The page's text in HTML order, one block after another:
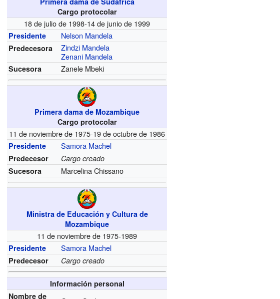
Cargo protocolar
18 de julio de 1998-14 de junio de 1999
Presidente Nelson Mandela
Predecesora
Zindzi Mandela
Zenani Mandela
Sucesora Zanele Mbeki
Primera dama de Mozambique
Cargo protocolar
11 de noviembre de 1975-19 de octubre de 1986
Presidente Samora Machel
Predecesor
Cargo creado
Sucesora
Marcelina Chissano
Ministra de Educación y Cultura de
Mozambique
11 de noviembre de 1975-1989
Presidente Samora Machel
Predecesor Cargo creado
Información personal
Nombre de